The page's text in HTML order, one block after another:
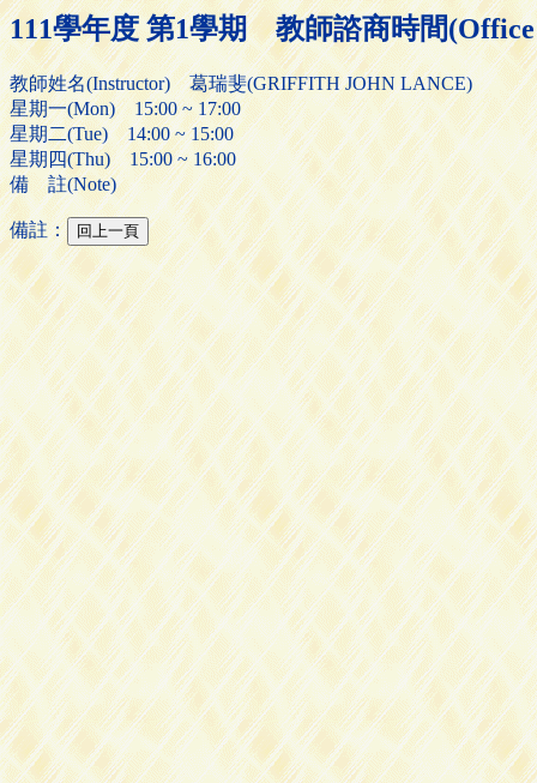
111學年度 第1學期 教師諮商時間
教師姓名(Instructor) 葛瑞斐(GRIFFITH JOHN LANCE)
星期一(Mon) 15:00 ~ 17:00
星期二(Tue) 14:00 ~ 15:00
星期四(Thu) 15:00 ~ 16:00
備 註(Note)
備註：